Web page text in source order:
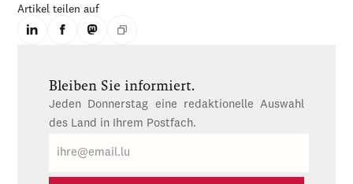
Artikel teilen auf
Bleiben Sie informiert.
Jeden Donnerstag eine redaktionelle Auswahl
des Land in Ihrem Postfach.
Mail